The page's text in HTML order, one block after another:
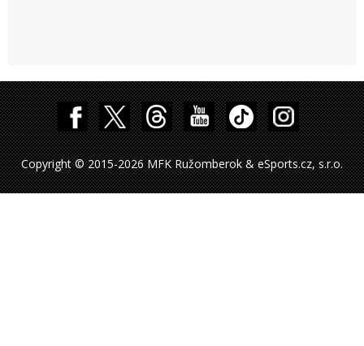
Copyright © 2015-2026 MFK Ružomberok & eSports.cz, s.r.o.